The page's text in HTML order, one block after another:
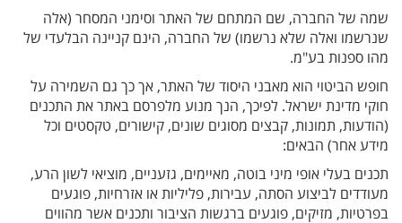
שמה של החברה, שם המתחם של האתר וסימני המסחר (אלה
שנרשמו ואלה שלא נרשמו) של החברה, הינם קניינה הבלעדי של
מהו ספנות בע"מ.
חופש הביטוי הוא מאבני היסוד של האתר, אך כך גם השמירה על
חוקי מדינת ישראל. לפיכך, הנך מנוע מלפרסם באתר את התכנים
(הודעות, תמונות, קבצים מסוגים שונים, קישורים, טקסטים וכל
מידע אחר) הבאים:
תכנים בעלי אופי מיני בוטה, מאיימים, גזעניים, מוציאי לשון הרע,
מעודדים לביצוע הסתה, עבירות, פליליות או אזרחיות, פוגעים
בפרטיות, מזיקים, פוגעים ברגשות הציבור ותכנים אשר מהווים